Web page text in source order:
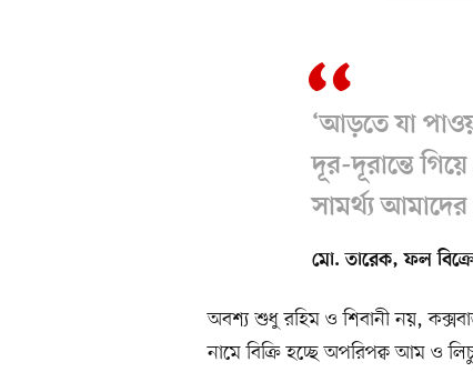
‘আড়তে যা
দূর-দূরান্তে
সামর্থ্য আমাদের
মো. তারেক, ফল
অবশ্য শুধু রহিম ও শিবানী নয়,
নামে বিক্রি হচ্ছে অপরিপক্ব আম ও